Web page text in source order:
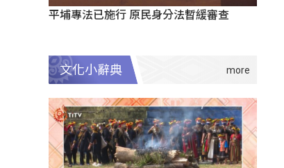
平埔專法已施行 原民身分法暫緩審查
文化小辭典